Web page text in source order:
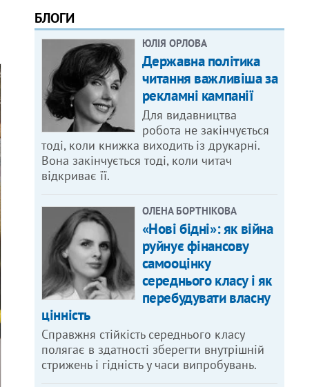
БЛОГИ
ЮЛІЯ ОРЛОВА
Державна політика
читання важливіша за
рекламні кампанії
Для видавництва
робота не закінчується
тоді, коли книжка виходить із друкарні.
Вона закінчується тоді, коли читач
відкриває її.
ОЛЕНА БОРТНІКОВА
«Нові бідні»: як війна
руйнує фінансову
самооцінку
середнього класу і як
перебудувати власну
цінність
Справжня стійкість середнього класу
полягає в здатності зберегти внутрішній
стрижень і гідність у часи випробувань.